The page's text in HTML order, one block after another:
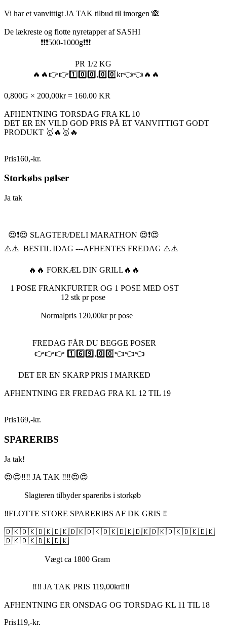
Vi har et vanvittigt JA TAK tilbud til imorgen 🙈
De lækreste og flotte nyretapper af SASHI
❗️❗️❗️500-1000g❗️❗️❗️
PR 1/2 KG
🔥🔥👉👉1️⃣0️⃣0️⃣,0️⃣0️⃣kr👈👈🔥🔥
0,800G × 200,00kr = 160.00 KR
AFHENTNING TORSDAG FRA KL 10
DET ER EN VILD GOD PRIS PÅ ET VANVITTIGT GODT
PRODUKT 🥇🔥🥇🔥
Pris160,-kr.
Storkøbs pølser
Ja tak
😍❗️😍 SLAGTER/DELI MARATHON 😍❗️😍
⚠️⚠️ BESTIL IDAG ---AFHENTES FREDAG ⚠️⚠️
🔥🔥 FORKÆL DIN GRILL🔥🔥
1 POSE FRANKFURTER OG 1 POSE MED OST
12 stk pr pose
Normalpris 120,00kr pr pose
FREDAG FÅR DU BEGGE POSER
👉👉👉 1️⃣6️⃣9️⃣,0️⃣0️⃣👈👈👈
DET ER EN SKARP PRIS I MARKED
AFHENTNING ER FREDAG FRA KL 12 TIL 19
Pris169,-kr.
SPARERIBS
Ja tak!
😍😍‼️‼️ JA TAK ‼️‼️😍😍
Slagteren tilbyder spareribs i storkøb
‼️FLOTTE STORE SPARERIBS AF DK GRIS ‼️
🇩🇰🇩🇰🇩🇰🇩🇰🇩🇰🇩🇰🇩🇰🇩🇰🇩🇰🇩🇰🇩🇰🇩🇰🇩🇰
🇩🇰🇩🇰🇩🇰🇩🇰
Vægt ca 1800 Gram
‼️‼️ JA TAK PRIS 119,00kr‼️‼️
AFHENTNING ER ONSDAG OG TORSDAG KL 11 TIL 18
Pris119,-kr.